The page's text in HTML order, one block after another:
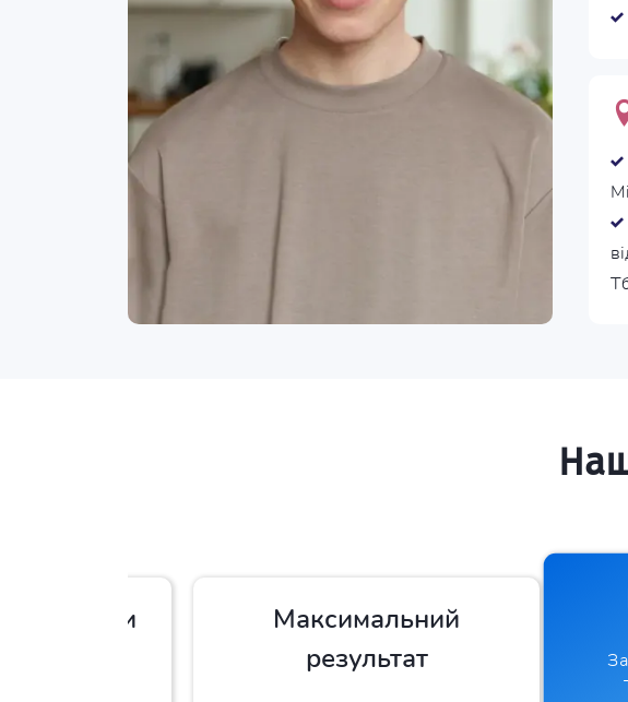
Максимальний
результат